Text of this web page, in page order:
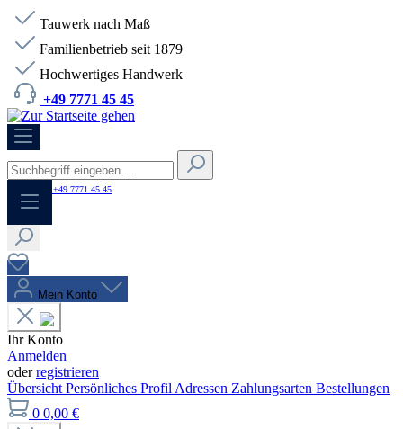
Tauwerk nach Maß
Familienbetrieb seit 1879
Hochwertiges Handwerk
+49 7771 45 45
+49 7771 45 45
Mein Konto
Ihr Konto
Anmelden
oderregistrieren
Übersicht Persönliches Profil Adressen Zahlungsarten Bestellungen
0 0,00 €